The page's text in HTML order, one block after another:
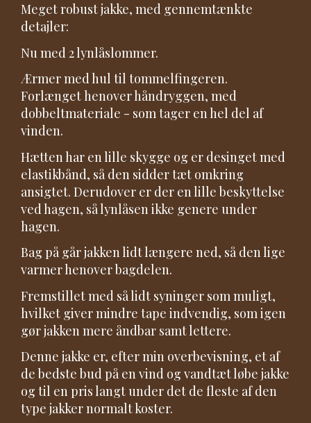
Meget robust jakke, med gennemtænkte
detajler:
Nu med 2 lynlåslommer.
Ærmer med hul til tommelfingeren.
Forlænget henover håndryggen, med
dobbeltmateriale - som tager en hel del af
vinden.
Hætten har en lille skygge og er desinget med
elastikbånd, så den sidder tæt omkring
ansigtet. Derudover er der en lille beskyttelse
ved hagen, så lynlåsen ikke genere under
hagen.
Bag på går jakken lidt længere ned, så den lige
varmer henover bagdelen.
Fremstillet med så lidt syninger som muligt,
hvilket giver mindre tape indvendig, som igen
gør jakken mere åndbar samt lettere.
Denne jakke er, efter min overbevisning, et af
de bedste bud på en vind og vandtæt løbe jakke
og til en pris langt under det de fleste af den
type jakker normalt koster.